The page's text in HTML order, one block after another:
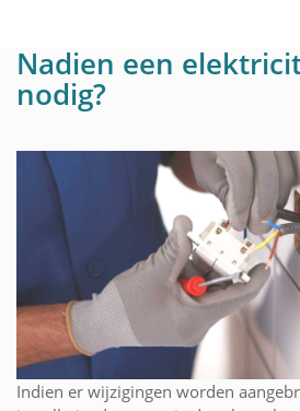
Nadien een
nodig?
Indien er wijzigingen worden